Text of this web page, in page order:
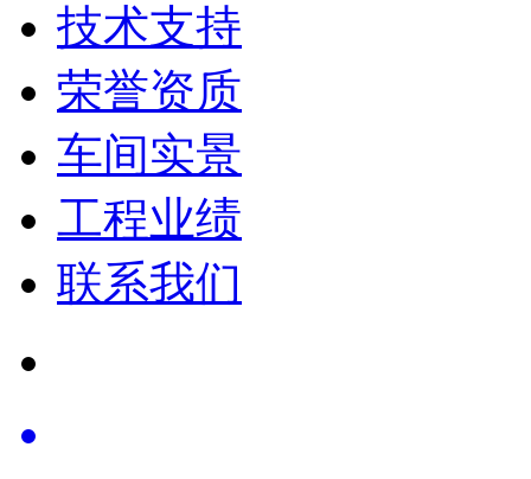
技术支持
荣誉资质
车间实景
工程业绩
联系我们